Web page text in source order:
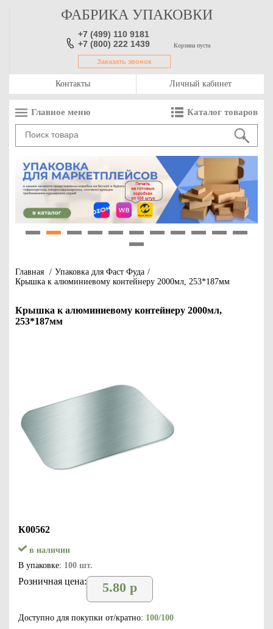
ФАБРИКА УПАКОВКИ
+7 (499) 110 9181
+7 (800) 222 1439
Заказать звонок
Корзина пуста
Контакты Личный кабинет
Главное меню Каталог товаров
Главная / Упаковка для Фаст Фуда /
Крышка к алюминиевому контейнеру 2000мл, 253*187мм
Крышка к алюминиевому контейнеру 2000мл,
253*187мм
К00562
в наличии
В упаковке: 100 шт.
Розничная цена: 5.80 р
Доступно для покупки от/кратно: 100/100